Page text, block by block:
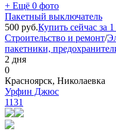
+ Ещё 0 фото
Пакетный выключатель
500 руб.Купить сейчас за
Строительство и ремонт/
пакетники,
2 дня
0
Красноярск, Николаевка
Урфин Джюс
1131